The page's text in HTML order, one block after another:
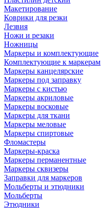
Макетирование
Коврики для резки
Лезвия
Ножи и резаки
Ножницы
Маркеры и комплектующие
Комплектующие к маркерам
Маркеры канцелярские
Маркеры под заправку
Маркеры с кистью
Маркеры акриловые
Маркеры восковые
Маркеры для ткани
Маркеры меловые
Маркеры спиртовые
Фломастеры
Маркеры-краска
Маркеры перманентные
Маркеры сквизеры
Заправки для маркеров
Мольберты и этюдники
Мольберты
Этюдники